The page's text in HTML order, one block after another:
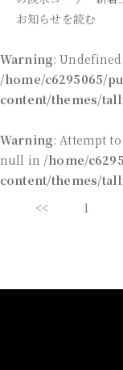
お知らせを読む
Warning:
/home/c6295065/
content/themes/
Warning: Attempt
null in /home/
content/themes/
<<
1